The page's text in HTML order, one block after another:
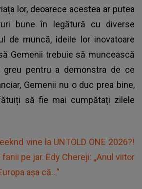
lor, deoarece acestea ar putea
bune în legătură cu diverse
de muncă, ideile lor inovatoare
Gemenii trebuie să muncească
greu pentru a demonstra de ce
Gemenii nu o duc prea bine,
să fie mai cumpătați zilele
vine la UNTOLD ONE 2026?!
pe jar. Edy Chereji: „Anul viitor
așa că...”